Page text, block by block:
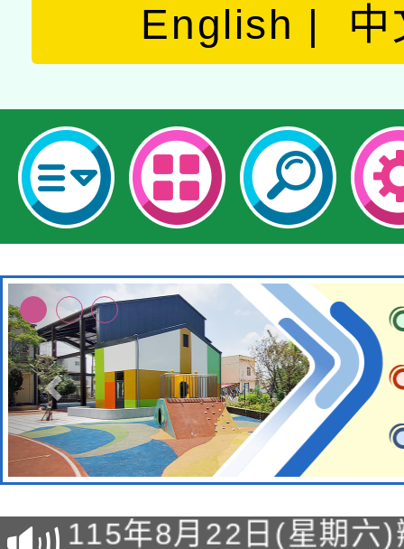
English 中
轉知經濟部水利署委託
業技術研究院辦理「
115年8月22日(星期六